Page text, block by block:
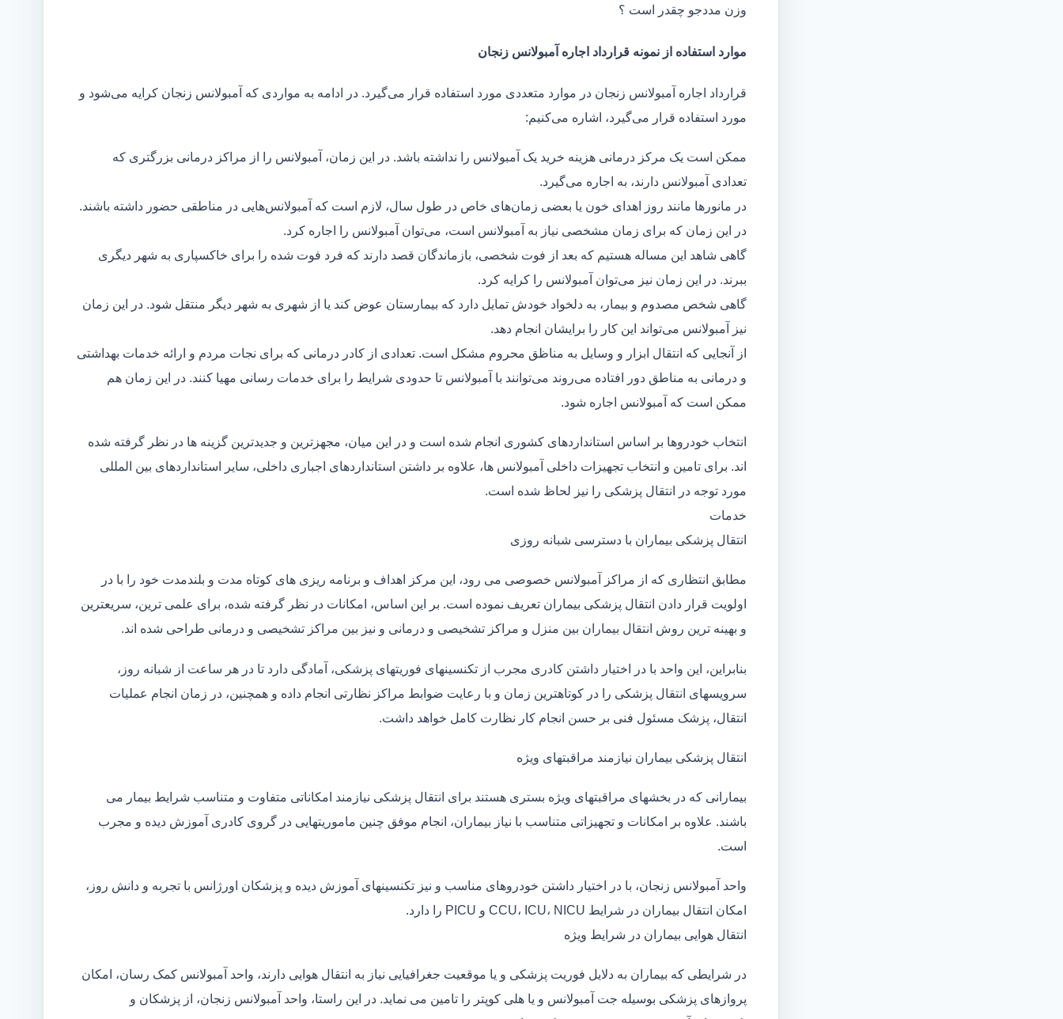
وزن مددجو چقدر است ؟
موارد استفاده از نمونه قرارداد اجاره آمبولانس زنجان
قرارداد اجاره آمبولانس زنجان در موارد متعددی مورد استفاده قرار می‌گیرد. در ادامه به مواردی که آمبولانس زنجان کرایه می‌شود و
مورد استفاده قرار می‌گیرد، اشاره می‌کنیم:
ممکن است یک مرکز درمانی هزینه خرید یک آمبولانس را نداشته باشد. در این زمان، آمبولانس را از مراکز درمانی بزرگتری که
تعدادی آمبولانس دارند، به اجاره می‌گیرد.
در مانور‌ها مانند روز اهدای خون یا بعضی زمان‌های خاص در طول سال، لازم است که آمبولانس‌هایی در مناطقی حضور داشته باشند.
در این زمان که برای زمان مشخصی نیاز به آمبولانس است، می‌توان آمبولانس را اجاره کرد.
گاهی شاهد این مساله هستیم که بعد از فوت شخصی، بازماندگان قصد دارند که فرد فوت شده را برای خاکسپاری به شهر دیگری
ببرند. در این زمان نیز می‌توان آمبولانس را کرایه کرد.
گاهی شخص مصدوم و بیمار، به دلخواد خودش تمایل دارد که بیمارستان عوض کند یا از شهری به شهر دیگر منتقل شود. در این زمان
نیز آمبولانس می‌تواند این کار را برایشان انجام دهد.
از آنجایی که انتقال ابزار و وسایل به مناظق محروم مشکل است. تعدادی از کادر درمانی که برای نجات مردم و ارائه خدمات بهداشتی
و درمانی به مناطق دور افتاده می‌روند می‌توانند با آمبولانس تا حدودی شرایط را برای خدمات رسانی مهیا کنند. در این زمان هم
ممکن است که آمبولانس اجاره شود.
انتخاب خودروها بر اساس استانداردهای کشوری انجام شده است و در این میان، مجهزترین و جدیدترین گزینه ها در نظر گرفته شده
اند. برای تامین و انتخاب تجهیزات داخلی آمبولانس ها، علاوه بر داشتن استانداردهای اجباری داخلی، سایر استانداردهای بین المللی
مورد توجه در انتقال پزشکی را نیز لحاظ شده است.
خدمات
انتقال پزشکی بیماران با دسترسی شبانه روزی
مطابق انتظاری که از مراکز آمبولانس خصوصی می رود، این مرکز اهداف و برنامه ریزی های کوتاه مدت و بلندمدت خود را با در
اولویت قرار دادن انتقال پزشکی بیماران تعریف نموده است. بر این اساس، امکانات در نظر گرفته شده، برای علمی ترین، سریعترین
و بهینه ترین روش انتقال بیماران بین منزل و مراکز تشخیصی و درمانی و نیز بین مراکز تشخیصی و درمانی طراحی شده اند.
بنابراین، این واحد با در اختیار داشتن کادری مجرب از تکنسینهای فوریتهای پزشکی، آمادگی دارد تا در هر ساعت از شبانه روز،
سرویسهای انتقال پزشکی را در کوتاهترین زمان و با رعایت ضوابط مراکز نظارتی انجام داده و همچنین، در زمان انجام عملیات
انتقال، پزشک مسئول فنی بر حسن انجام کار نظارت کامل خواهد داشت.
انتقال پزشکی بیماران نیازمند مراقبتهای ویژه
بیمارانی که در بخشهای مراقبتهای ویژه بستری هستند برای انتقال پزشکی نیازمند امکاناتی متفاوت و متناسب شرایط بیمار می
باشند. علاوه بر امکانات و تجهیزاتی متناسب با نیاز بیماران، انجام موفق چنین ماموریتهایی در گروی کادری آموزش دیده و مجرب
است.
واحد آمبولانس زنجان، با در اختیار داشتن خودروهای مناسب و نیز تکنسینهای آموزش دیده و پزشکان اورژانس با تجربه و دانش روز،
امکان انتقال بیماران در شرایط CCU، ICU، NICU و PICU را دارد.
انتقال هوایی بیماران در شرایط ویژه
در شرایطی که بیماران به دلایل فوریت پزشکی و یا موقعیت جغرافیایی نیاز به انتقال هوایی دارند، واحد آمبولانس کمک رسان، امکان
پروازهای پزشکی بوسیله جت آمبولانس و یا هلی کوپتر را تامین می نماید. در این راستا، واحد آمبولانس زنجان، از پزشکان و